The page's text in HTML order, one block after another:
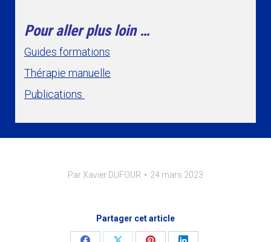
Pour aller plus loin …
Guides formations
Thérapie manuelle
Publications
ParXavier DUFOUR 24 mars 2023
Partager cet article